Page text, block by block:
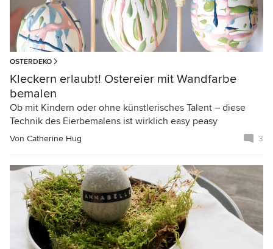
OSTERDEKO
Kleckern erlaubt! Ostereier mit Wandfarbe
bemalen
Ob mit Kindern oder ohne künstlerisches Talent – diese
Technik des Eierbemalens ist wirklich easy peasy
Von Catherine Hug 3